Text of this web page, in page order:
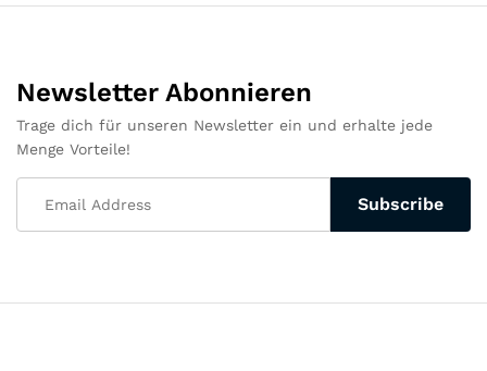
Newsletter Abonnieren
Trage dich für unseren Newsletter ein und erhalte jede
Menge Vorteile!